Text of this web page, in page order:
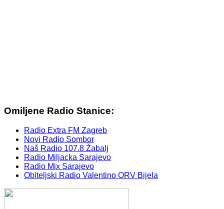
Omiljene Radio Stanice:
Radio Extra FM Zagreb
Novi Radio Sombor
Naš Radio 107.8 Žabalj
Radio Miljacka Sarajevo
Radio Mix Sarajevo
Obiteljski Radio Valentino ORV Bijela